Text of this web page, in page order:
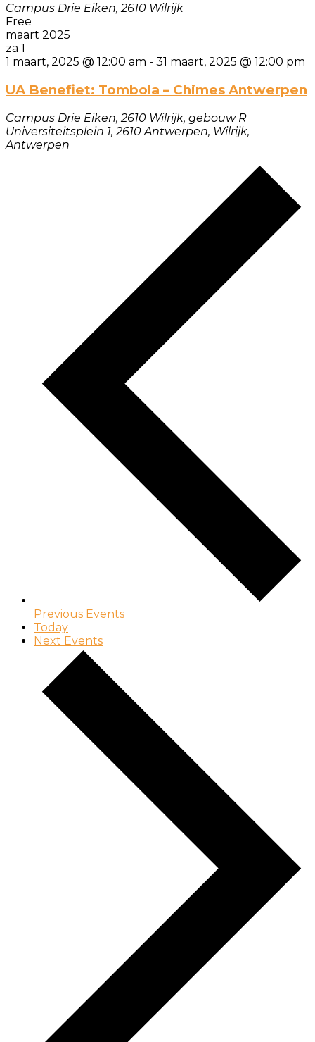
Campus Drie Eiken, 2610 Wilrijk
Free
maart 2025
za 1
1 maart, 2025 @ 12:00 am - 31 maart, 2025 @ 12:00 pm
UA Benefiet: Tombola – Chimes Antwerpen
Campus Drie Eiken, 2610 Wilrijk, gebouw R
Universiteitsplein 1, 2610 Antwerpen, Wilrijk,
Antwerpen
Previous Events
Today
Next Events